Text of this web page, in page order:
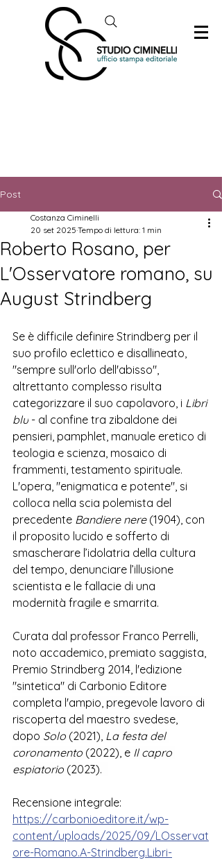
Post
Roberto Rosano, per
L'Osservatore romano, su
August Strindberg
Costanza Ciminelli
20 set 2025 Tempo di lettura: 1 min
Se è difficile definire Strindberg per il
suo profilo eclettico e disallineato,
"sempre sull'orlo dell'abisso",
altrettanto complesso risulta
categorizzare il suo capolavoro, i Libri
blu - al confine tra zibaldone dei
pensieri, pamphlet, manuale eretico di
teologia e scienza, mosaico di
frammenti, testamento spirituale.
L'opera, "enigmatica e potente", si
colloca nella scia polemista del
precedente Bandiere nere (1904), con
il proposito lucido e sofferto di
smascherare l’idolatria della cultura
del tempo, denunciare l’illusione
scientista e le fallacie di una
modernità fragile e smarrita.
Curata dal professor Franco Perrelli,
noto accademico, premiato saggista,
Premio Strindberg 2014, l'edizione
"sintetica" di Carbonio Editore
completa l'ampio, pregevole lavoro di
riscoperta del maestro svedese,
dopo Solo (2021), La festa del
coronamento (2022), e Il capro
espiatorio (2023).
Recensione integrale:
https://carbonioeditore.it/wp-
content/uploads/2025/09/LOsservat
ore-Romano.A-Strindberg.Libri-